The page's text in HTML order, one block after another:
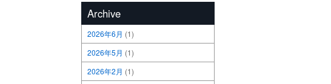
Archive
2026年6月 (1)
2026年5月 (1)
2026年2月 (1)